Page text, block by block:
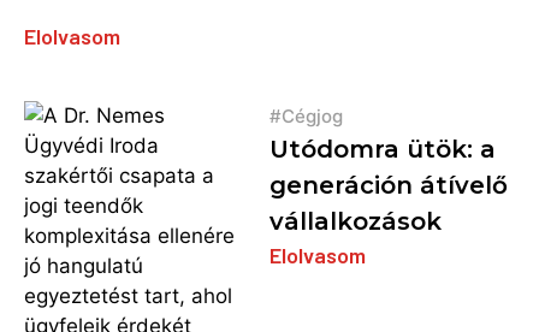
Elolvasom
Cégjog
Utódomra ütök: a
generáción átívelő
vállalkozások
Elolvasom